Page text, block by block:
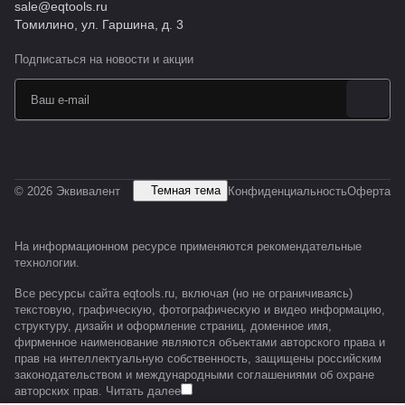
sale@eqtools.ru
Томилино, ул. Гаршина, д. 3
Подписаться на новости и акции
© 2026 Эквивалент Темная тема КонфиденциальностьОферта
На информационном ресурсе применяются рекомендательные
технологии.
Все ресурсы сайта eqtools.ru, включая (но не ограничиваясь)
текстовую, графическую, фотографическую и видео информацию,
структуру, дизайн и оформление страниц, доменное имя,
фирменное наименование являются объектами авторского права и
прав на интеллектуальную собственность, защищены российским
законодательством и международными соглашениями об охране
авторских прав. Читать далее